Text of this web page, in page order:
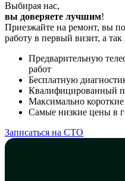
Выбирая нас,
вы доверяете лучшим!
Приезжайте на ремонт, вы
работу в первый визит, а так
Предварительную
работ
Бесплатную
Квалифицированный
Максимально
Самые низкие цены в
Записаться на СТО